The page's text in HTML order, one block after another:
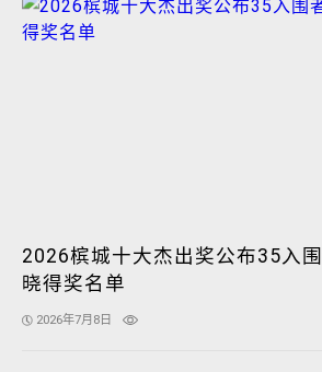
2026槟城十大杰出奖公布35入
晓得奖名单
2026年7月8日